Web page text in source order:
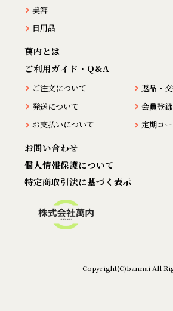
美容
日用品
萬内とは
ご利用ガイド・Q&A
ご注文について
返品・
発送について
会員登
お支払いについて
定期コ
お問い合わせ
個人情報保護について
特定商取引法に基づく表示
Copyright(C)bannai All